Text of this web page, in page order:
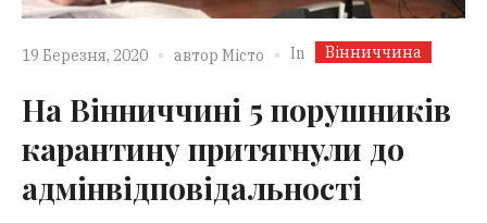
19 Березня, 2020 автор Місто In Вінниччина
На Вінниччині 5 порушників
карантину притягнули до
адмінвідповідальності